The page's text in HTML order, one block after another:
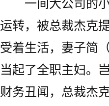
一间大公司的小
运转，被总裁杰克
受着生活，妻子简
当起了全职主妇。
财务丑闻，总裁杰